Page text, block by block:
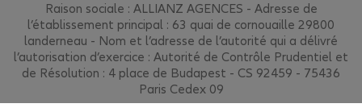
Raison sociale : ALLIANZ AGENCES - Adresse de
l’établissement principal : 63 quai de cornouaille 29800
landerneau - Nom et l’adresse de l’autorité qui a délivré
l’autorisation d’exercice : Autorité de Contrôle Prudentiel et
de Résolution : 4 place de Budapest - CS 92459 - 75436
Paris Cedex 09